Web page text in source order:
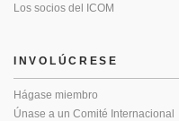
Los socios del ICOM
INVOLÚCRESE
Hágase miembro
Únase a un Comité Internacional